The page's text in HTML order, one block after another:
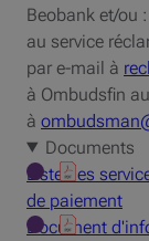
Beobank et/ou :
au service
par e-mail à
à Ombudsfin
à
Documents
Liste des
de paiement
Document